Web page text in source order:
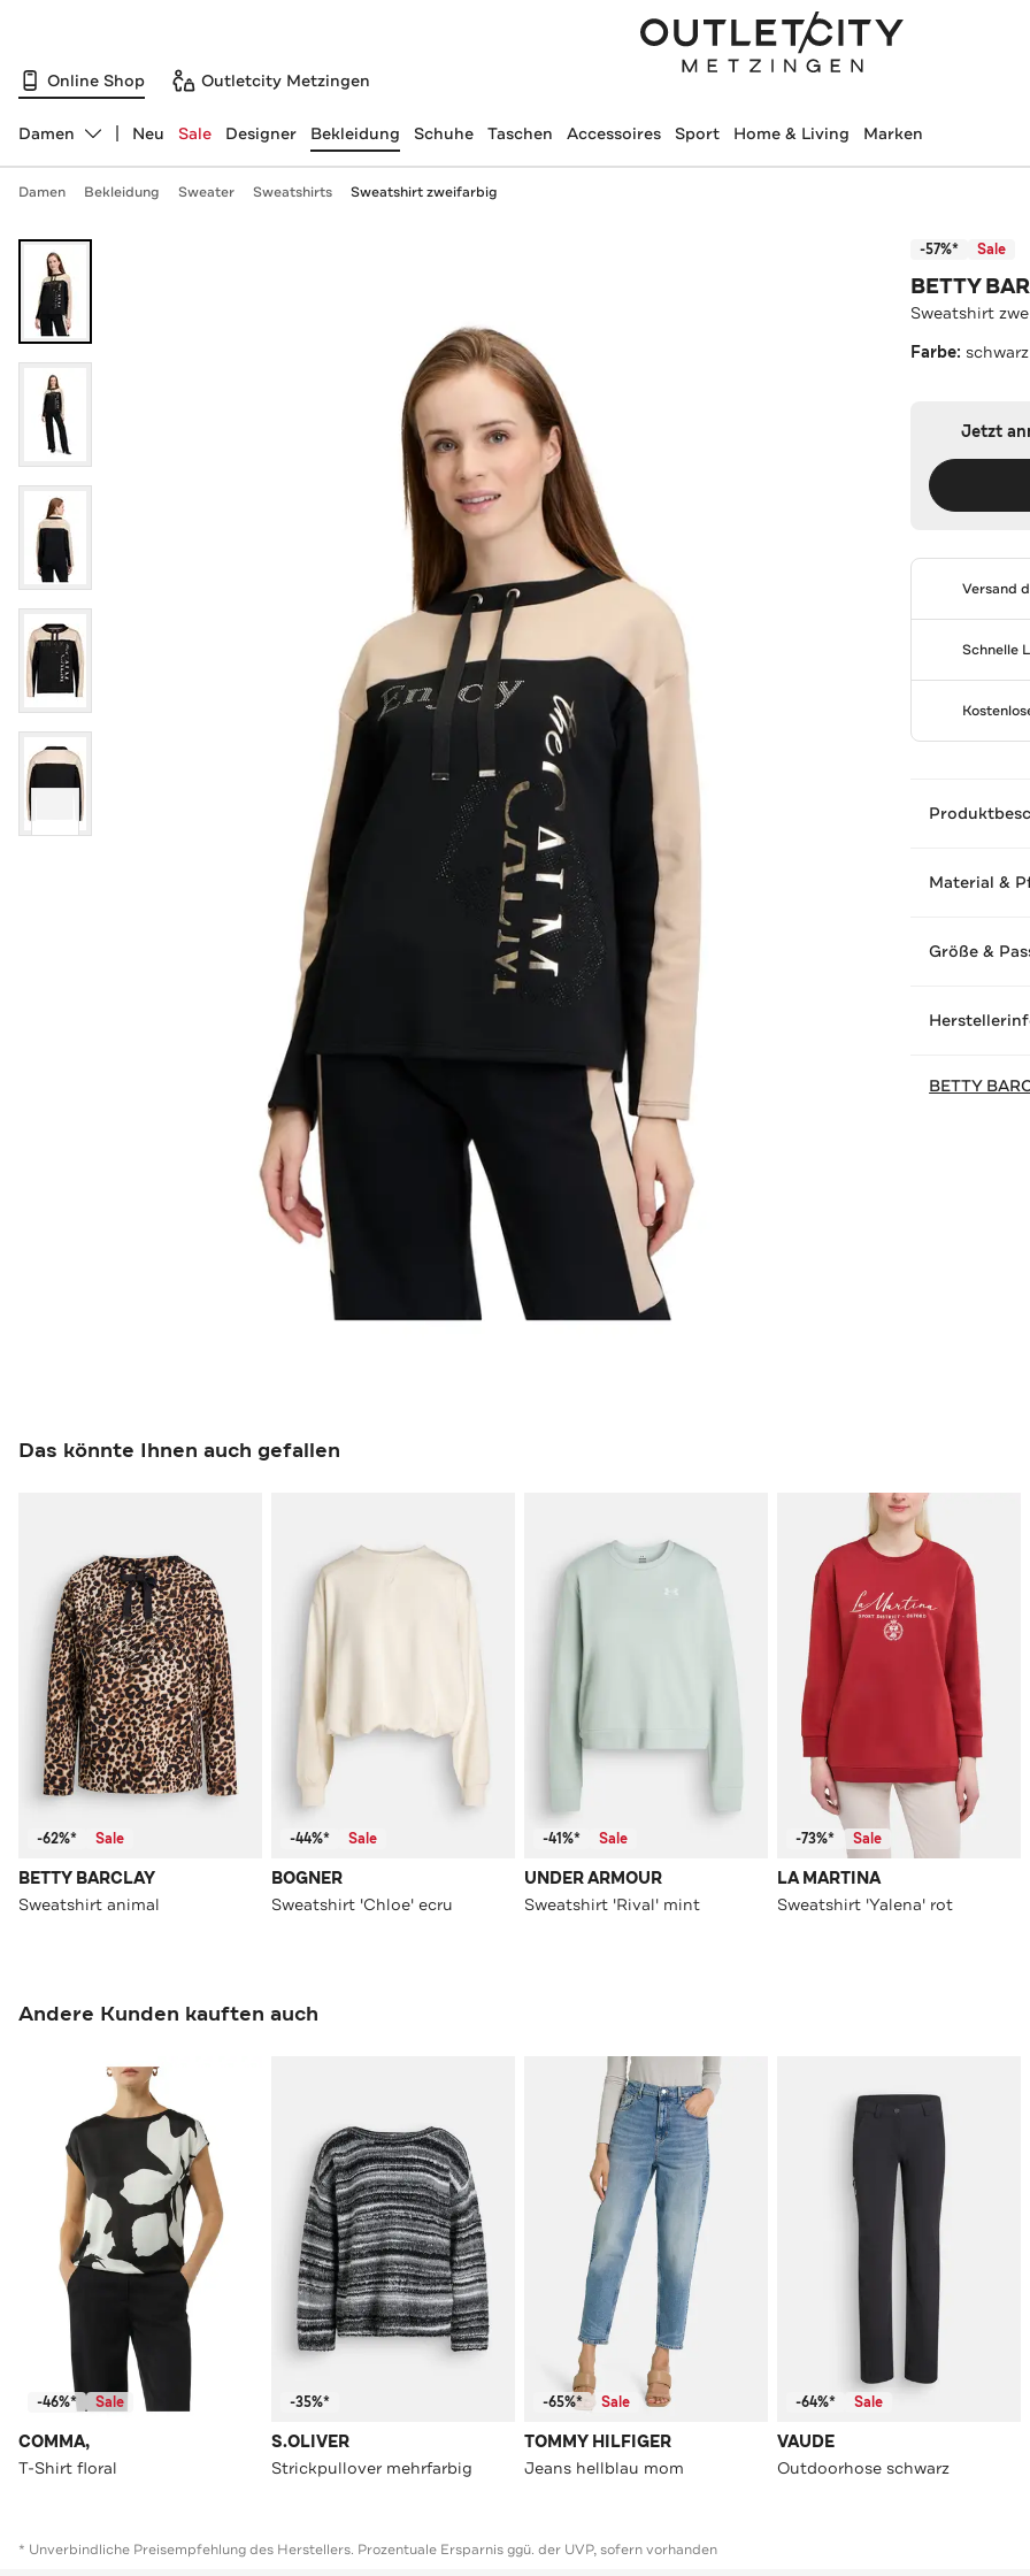
Online Shop Outletcity Metzingen
Abteilung ändern, ausgewählt:
Damen Neu Sale Designer Bekleidung Schuhe Taschen Accessoires Sport Home & Living Marken
Damen Bekleidung Sweater Sweatshirts Sweatshirt zweifarbig
-57%* Sale
BETTY
Sweatshirt
Farbe:
Jetzt
Versand
Schnelle
Material &
Größe &
BETTY
Das könnte Ihnen auch gefallen
-62%* Sale
BETTY BARCLAY
Sweatshirt animal
-44%* Sale
BOGNER
Sweatshirt 'Chloe' ecru
-41%* Sale
UNDER ARMOUR
Sweatshirt 'Rival' mint
-73%* Sale
LA MARTINA
Sweatshirt 'Yalena' rot
Andere Kunden kauften auch
-46%* Sale
COMMA,
T-Shirt floral
-35%*
S.OLIVER
Strickpullover mehrfarbig
-65%* Sale
TOMMY HILFIGER
Jeans hellblau mom
-64%* Sale
VAUDE
Outdoorhose schwarz
* Unverbindliche Preisempfehlung des Herstellers. Prozentuale Ersparnis ggü. der UVP, sofern vorhanden